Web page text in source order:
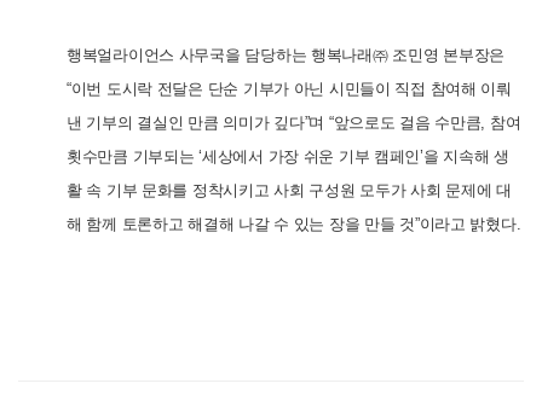
행복얼라이언스 사무국을 담당하는 행복나래㈜ 조민영 본부장은
“이번 도시락 전달은 단순 기부가 아닌 시민들이 직접 참여해 이뤄
낸 기부의 결실인 만큼 의미가 깊다”며 “앞으로도 걸음 수만큼, 참여
횟수만큼 기부되는 ‘세상에서 가장 쉬운 기부 캠페인’을 지속해 생
활 속 기부 문화를 정착시키고 사회 구성원 모두가 사회 문제에 대
해 함께 토론하고 해결해 나갈 수 있는 장을 만들 것”이라고 밝혔다.